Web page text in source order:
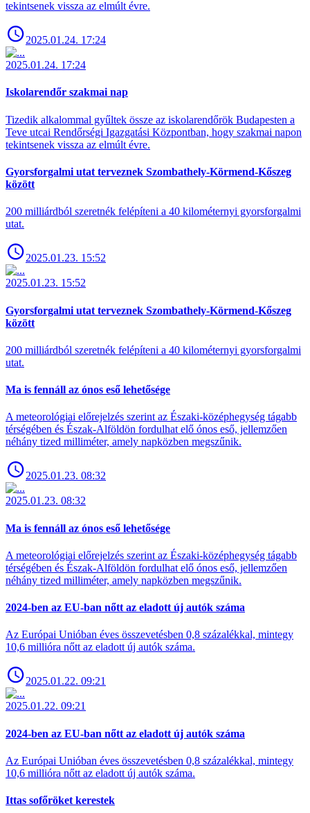
tekintsenek vissza az elmúlt évre.
2025.01.24. 17:24
2025.01.24. 17:24
Iskolarendőr szakmai nap
Tizedik alkalommal gyűltek össze az iskolarendőrök Budapesten a
Teve utcai Rendőrségi Igazgatási Központban, hogy szakmai napon
tekintsenek vissza az elmúlt évre.
Gyorsforgalmi utat terveznek Szombathely-Körmend-Kőszeg
között
200 milliárdból szeretnék felépíteni a 40 kilométernyi gyorsforgalmi
utat.
2025.01.23. 15:52
2025.01.23. 15:52
Gyorsforgalmi utat terveznek Szombathely-Körmend-Kőszeg
között
200 milliárdból szeretnék felépíteni a 40 kilométernyi gyorsforgalmi
utat.
Ma is fennáll az ónos eső lehetősége
A meteorológiai előrejelzés szerint az Északi-középhegység tágabb
térségében és Észak-Alföldön fordulhat elő ónos eső, jellemzően
néhány tized milliméter, amely napközben megszűnik.
2025.01.23. 08:32
2025.01.23. 08:32
Ma is fennáll az ónos eső lehetősége
A meteorológiai előrejelzés szerint az Északi-középhegység tágabb
térségében és Észak-Alföldön fordulhat elő ónos eső, jellemzően
néhány tized milliméter, amely napközben megszűnik.
2024-ben az EU-ban nőtt az eladott új autók száma
Az Európai Unióban éves összevetésben 0,8 százalékkal, mintegy
10,6 millióra nőtt az eladott új autók száma.
2025.01.22. 09:21
2025.01.22. 09:21
2024-ben az EU-ban nőtt az eladott új autók száma
Az Európai Unióban éves összevetésben 0,8 százalékkal, mintegy
10,6 millióra nőtt az eladott új autók száma.
Ittas sofőröket kerestek